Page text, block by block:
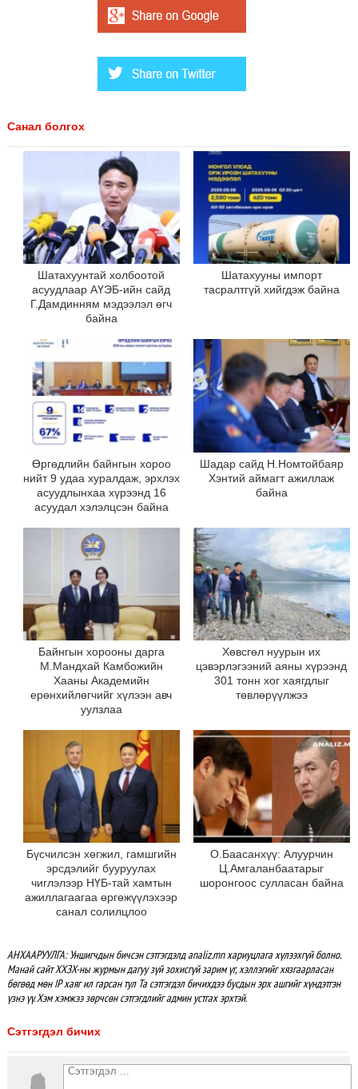
Санал болгох
Шатахуунтай холбоотой
асуудлаар АҮЭБ-ийн сайд
Г.Дамдинням мэдээлэл өгч
байна
Шатахууны импорт
тасралтгүй хийгдэж байна
Өргөдлийн байнгын хороо
нийт 9 удаа хуралдаж, эрхлэх
асуудлынхаа хүрээнд 16
асуудал хэлэлцсэн байна
Шадар сайд Н.Номтойбаяр
Хэнтий аймагт ажиллаж
байна
Байнгын хорооны дарга
М.Мандхай Камбожийн
Хааны Академийн
ерөнхийлөгчийг хүлээн авч
уулзлаа
Хөвсгөл нуурын их
цэвэрлэгээний аяны хүрээнд
301 тонн хог хаягдлыг
төвлөрүүлжээ
Бүсчилсэн хөгжил, гамшгийн
эрсдэлийг бууруулах
чиглэлээр НҮБ-тай хамтын
ажиллагаагаа өргөжүүлэхээр
санал солилцлоо
О.Баасанхүү: Алуурчин
Ц.Амгаланбаатарыг
шоронгоос сулласан байна
АНХААРУУЛГА: Уншигчдын бичсэн сэтгэгдэлд analiz.mn хариуцлага хүлээхгүй болно.
Манай сайт ХХЗХ-ны журмын дагуу зүй зохисгүй зарим үг, хэллэгийг хязгаарласан
бөгөөд мөн IP хаяг ил гарсан тул Та сэтгэгдэл бичихдээ бусдын эрх ашгийг хүндэтгэн
үзнэ үү. Хэм хэмжээ зөрчсөн сэтгэгдлийг админ устгах эрхтэй.
Сэтгэгдэл бичих